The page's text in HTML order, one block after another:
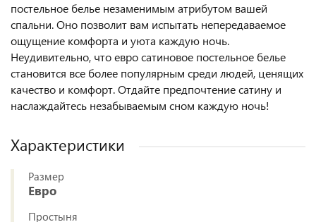
постельное белье незаменимым атрибутом вашей
спальни. Оно позволит вам испытать непередаваемое
ощущение комфорта и уюта каждую ночь.
Неудивительно, что евро сатиновое постельное белье
становится все более популярным среди людей, ценящих
качество и комфорт. Отдайте предпочтение сатину и
наслаждайтесь незабываемым сном каждую ночь!
Характеристики
Размер
Евро
Простыня